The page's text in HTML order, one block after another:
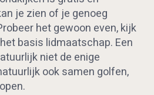
je zien of je genoeg
het gewoon even, kijk
basis lidmaatschap. Een
niet de enige
ook samen golfen,